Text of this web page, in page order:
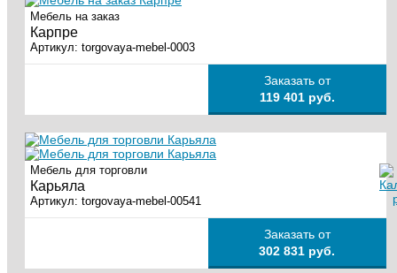
Мебель на заказ
Карпре
Артикул: torgovaya-mebel-0003
Заказать от
119 401 руб.
Мебель для торговли
Карьяла
Артикул: torgovaya-mebel-00541
Заказать от
302 831 руб.